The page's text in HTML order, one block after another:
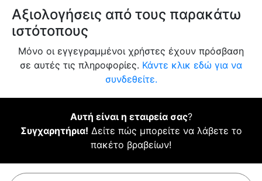
Αξιολογήσεις από τους παρακάτω
ιστότοπους
Μόνο οι εγγεγραμμένοι χρήστες έχουν πρόσβαση
σε αυτές τις πληροφορίες. Κάντε κλικ εδώ για να
συνδεθείτε.
Αυτή είναι η εταιρεία σας?
Συγχαρητήρια! Δείτε πώς μπορείτε να λάβετε το
πακέτο βραβείων!